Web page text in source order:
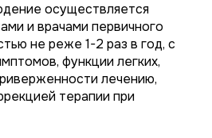
осуществляется
и врачами первичного
не реже 1-2 раз в год, с
функции легких,
лечению,
терапии при